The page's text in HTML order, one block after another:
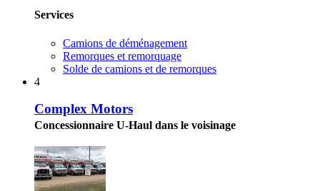
Services
Camions de déménagement
Remorques et remorquage
Solde de camions et de remorques
4
Complex Motors
Concessionnaire U-Haul dans le voisinage